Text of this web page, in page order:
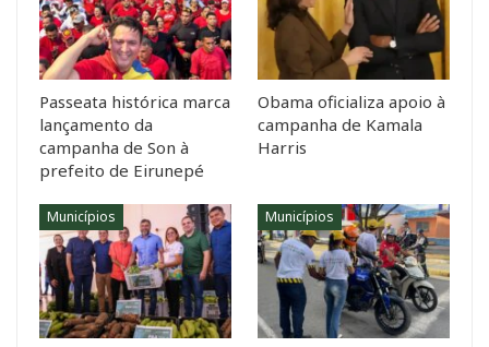
Passeata histórica marca
lançamento da
campanha de Son à
prefeito de Eirunepé
Obama oficializa apoio à
campanha de Kamala
Harris
Municípios Municípios